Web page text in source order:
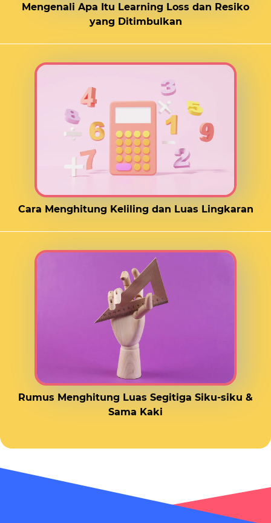
Mengenali Apa Itu Learning Loss dan Resiko
yang Ditimbulkan
Cara Menghitung Keliling dan Luas Lingkaran
Rumus Menghitung Luas Segitiga Siku-siku &
Sama Kaki